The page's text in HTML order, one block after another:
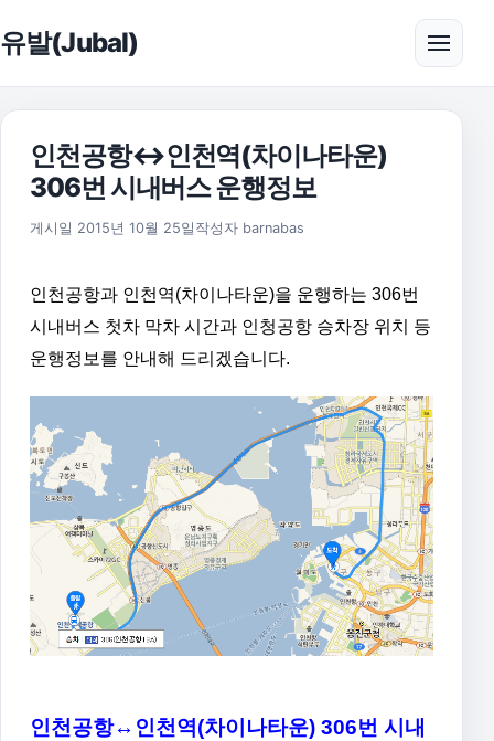
유발(Jubal) 메뉴
인천공항↔인천역(차이나타운)
306번 시내버스 운행정보
게시일 2015년 10월 25일 2015년 10월 25일
작성자 barnabas
인천공항과 인천역(차이나타운)을 운행하는 306번
시내버스 첫차 막차 시간과 인청공항 승차장 위치 등
운행정보를 안내해 드리겠습니다.
인천공항↔인천역(차이나타운) 306번 시내